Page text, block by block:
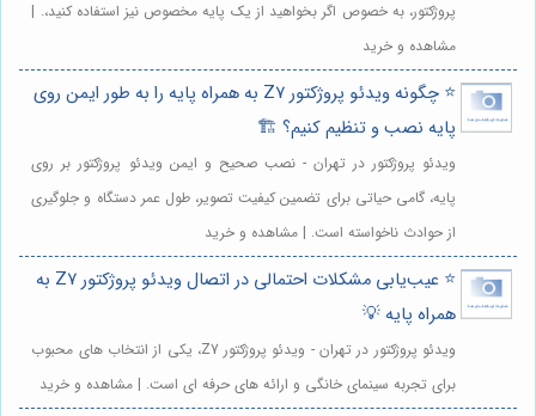
پروژکتور، به خصوص اگر بخواهید از یک پایه مخصوص نیز استفاده کنید،. |
مشاهده و خرید
⭐️ چگونه ویدئو پروژکتور Z7 به همراه پایه را به طور ایمن روی
پایه نصب و تنظیم کنیم؟ 🏗️
ویدئو پروژکتور در تهران - نصب صحیح و ایمن ویدئو پروژکتور بر روی
پایه، گامی حیاتی برای تضمین کیفیت تصویر، طول عمر دستگاه و جلوگیری
از حوادث ناخواسته است. | مشاهده و خرید
⭐️ عیب‌یابی مشکلات احتمالی در اتصال ویدئو پروژکتور Z7 به
همراه پایه 💡
ویدئو پروژکتور در تهران - ویدئو پروژکتور Z7، یکی از انتخاب های محبوب
برای تجربه سینمای خانگی و ارائه های حرفه ای است. | مشاهده و خرید